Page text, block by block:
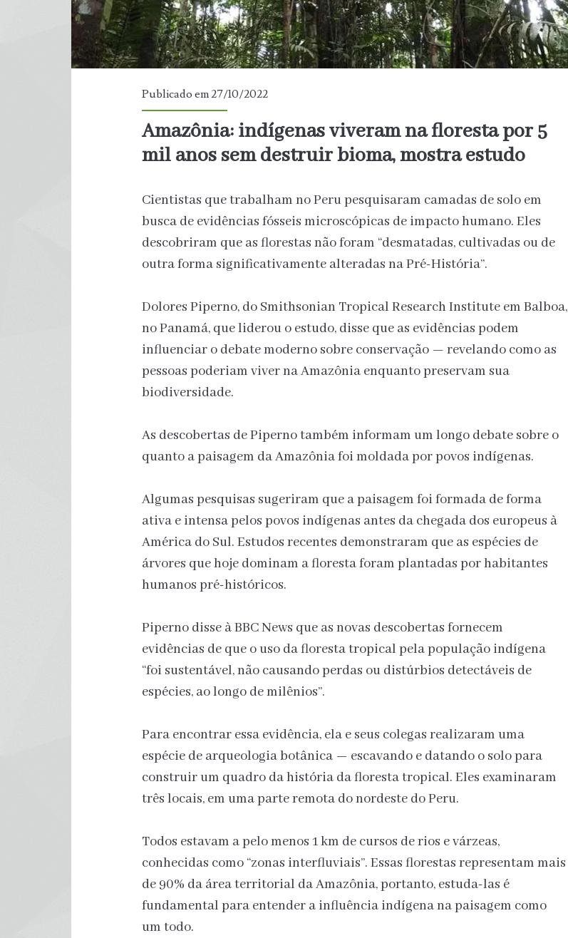
Publicado em 27/10/2022
Amazônia: indígenas viveram na floresta por 5
mil anos sem destruir bioma, mostra estudo
Cientistas que trabalham no Peru pesquisaram camadas de solo em
busca de evidências fósseis microscópicas de impacto humano. Eles
descobriram que as florestas não foram “desmatadas, cultivadas ou de
outra forma significativamente alteradas na Pré-História”.
Dolores Piperno, do Smithsonian Tropical Research Institute em Balboa,
no Panamá, que liderou o estudo, disse que as evidências podem
influenciar o debate moderno sobre conservação — revelando como as
pessoas poderiam viver na Amazônia enquanto preservam sua
biodiversidade.
As descobertas de Piperno também informam um longo debate sobre o
quanto a paisagem da Amazônia foi moldada por povos indígenas.
Algumas pesquisas sugeriram que a paisagem foi formada de forma
ativa e intensa pelos povos indígenas antes da chegada dos europeus à
América do Sul. Estudos recentes demonstraram que as espécies de
árvores que hoje dominam a floresta foram plantadas por habitantes
humanos pré-históricos.
Piperno disse à BBC News que as novas descobertas fornecem
evidências de que o uso da floresta tropical pela população indígena
“foi sustentável, não causando perdas ou distúrbios detectáveis de
espécies, ao longo de milênios”.
Para encontrar essa evidência, ela e seus colegas realizaram uma
espécie de arqueologia botânica — escavando e datando o solo para
construir um quadro da história da floresta tropical. Eles examinaram
três locais, em uma parte remota do nordeste do Peru.
Todos estavam a pelo menos 1 km de cursos de rios e várzeas,
conhecidas como “zonas interfluviais”. Essas florestas representam mais
de 90% da área territorial da Amazônia, portanto, estuda-las é
fundamental para entender a influência indígena na paisagem como
um todo.